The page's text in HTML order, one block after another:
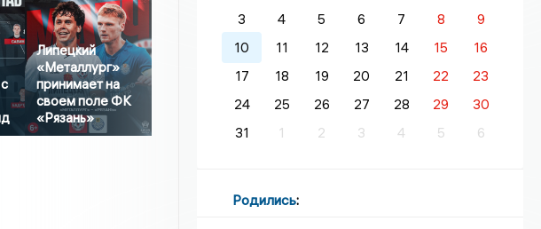
Липецкий
«Металлург»
принимает на
своем поле ФК
«Рязань»
3
4 5 6 7 8
9
10
11 12 13 14 15
16
17
18 19 20 21 22
23
24
25 26 27 28 29
30
31
1 2 3 4 5 6
Родились: